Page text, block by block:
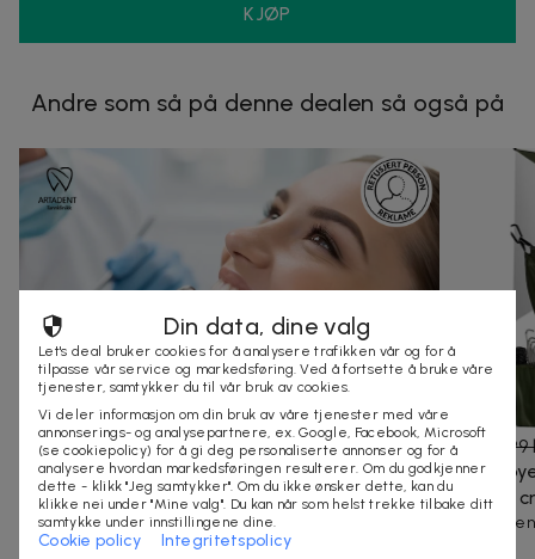
KJØP
Andre som så på denne dealen så også på
399 kr1 640 kr-76%
Komplett tannlegeundersøkelse med
Panoramarøntgen hos Artadent Tannklinikk
Full undersøkelse, Panaromarøntgen (OPG) eller 2-4
Bitweing-bilder og rens
499 kr
260x140
Praktisk
Din data, dine valg
Let's deal bruker cookies for å analysere trafikken vår og for å
tilpasse vår service og markedsføring. Ved å fortsette å bruke våre
tjenester, samtykker du til vår bruk av cookies.
Vi deler informasjon om din bruk av våre tjenester med våre
annonserings- og analysepartnere, ex. Google, Facebook, Microsoft
(se cookiepolicy) for å gi deg personaliserte annonser og for å
analysere hvordan markedsføringen resulterer. Om du godkjenner
dette - klikk "Jeg samtykker". Om du ikke ønsker dette, kan du
klikke nei under "Mine valg". Du kan når som helst trekke tilbake ditt
samtykke under innstillingene dine.
Cookie policy Integritetspolicy